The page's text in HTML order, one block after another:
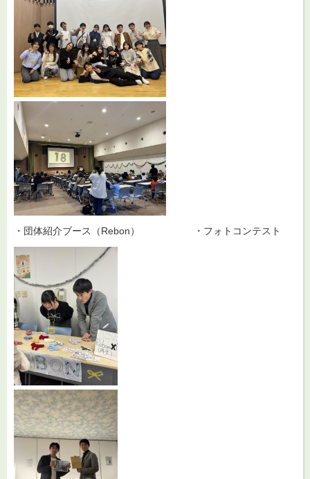
・団体紹介ブース（Rebon） ・フォトコンテスト